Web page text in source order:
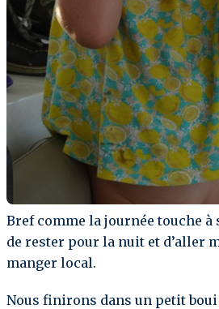
Bref comme la journée touche à
de rester pour la nuit et d’aller
manger local.
Nous finirons dans un petit